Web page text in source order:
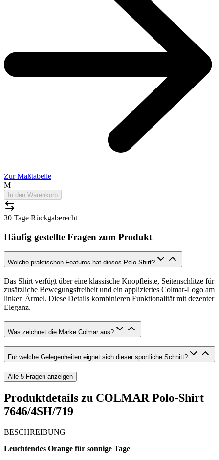
Zur Maßtabelle
M
In den Warenkorb
30 Tage Rückgaberecht
Häufig gestellte Fragen zum Produkt
Welche praktischen Features hat dieses Polo-Shirt?
Das Shirt verfügt über eine klassische Knopfleiste, Seitenschlitze für
zusätzliche Bewegungsfreiheit und ein appliziertes Colmar-Logo am
linken Ärmel. Diese Details kombinieren Funktionalität mit dezenter
Eleganz.
Was zeichnet die Marke Colmar aus?
Für welche Gelegenheiten eignet sich dieser sportliche Schnitt?
Alle 5 Fragen anzeigen
Produktdetails zu COLMAR Polo-Shirt
7646/4SH/719
BESCHREIBUNG
Leuchtendes Orange für sonnige Tage